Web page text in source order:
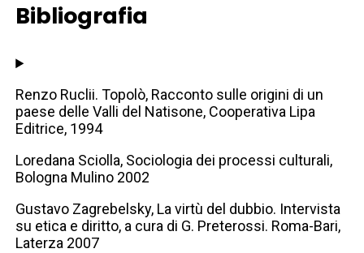
Bibliografia
Renzo Ruclii. Topolò, Racconto sulle origini di un
paese delle Valli del Natisone, Cooperativa Lipa
Editrice, 1994
Loredana Sciolla, Sociologia dei processi culturali,
Bologna Mulino 2002
Gustavo Zagrebelsky, La virtù del dubbio. Intervista
su etica e diritto, a cura di G. Preterossi. Roma-Bari,
Laterza 2007